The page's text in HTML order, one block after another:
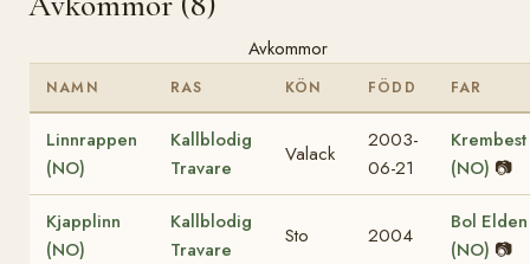
Avkommor
NAMN RAS KÖN FÖDD FAR
Linnrappen
(NO)
Kallblodig
Travare
Valack
2003-
06-21
Krembest
(NO) 📷
Kjapplinn
(NO)
Kallblodig
Travare
Sto 2004
Bol Elden
(NO) 📷